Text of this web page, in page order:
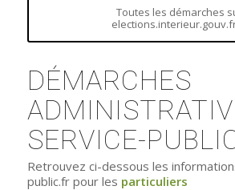
Toutes les démarches
DÉMARCHES
SERVICE-
Retrouvez ci-dessous les
public.fr pour les particuliers